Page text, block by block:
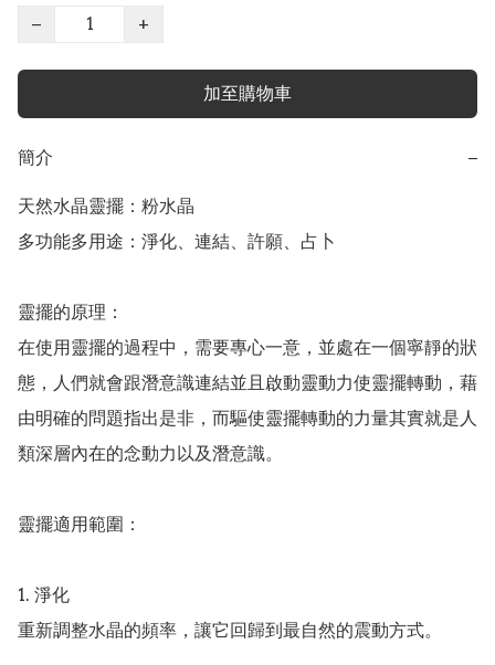
−
+
加至購物車
簡介 −
天然水晶靈擺：粉水晶
多功能多用途：淨化、連結、許願、占卜
靈擺的原理：
在使用靈擺的過程中，需要專心一意，並處在一個寧靜的狀
態，人們就會跟潛意識連結並且啟動靈動力使靈擺轉動，藉
由明確的問題指出是非，而驅使靈擺轉動的力量其實就是人
類深層內在的念動力以及潛意識。
靈擺適用範圍：
1. 淨化
重新調整水晶的頻率，讓它回歸到最自然的震動方式。